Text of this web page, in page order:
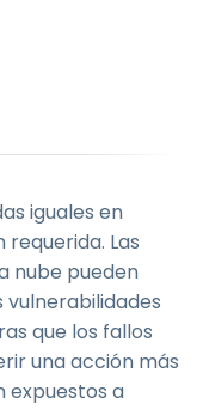
iguales en
Las
nube pueden
que los fallos
una acción más
expuestos a